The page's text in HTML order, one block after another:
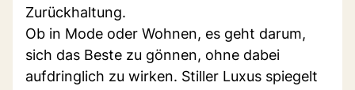
Zurückhaltung.
Ob in Mode oder Wohnen, es geht darum,
sich das Beste zu gönnen, ohne dabei
aufdringlich zu wirken. Stiller Luxus spiegelt